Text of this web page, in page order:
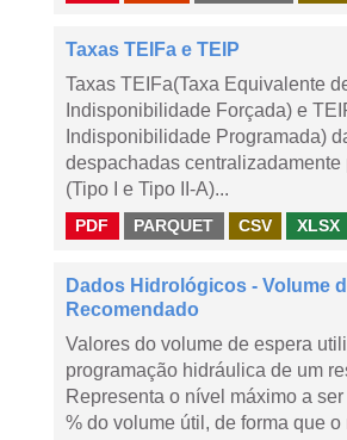
Taxas TEIFa e TEIP
Taxas TEIFa(Taxa Equivalente
Indisponibilidade Forçada) e
Indisponibilidade Programada)
despachadas centralizadamente
(Tipo I e Tipo II-A)...
PDF PARQUET CSV XLSX
Dados Hidrológicos - Volume
Recomendado
Valores do volume de espera
programação hidráulica de um
Representa o nível máximo a
% do volume útil, de forma que o